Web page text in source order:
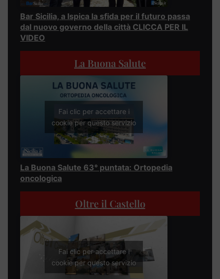
Bar Sicilia, a Ispica la sfida per il futuro passa
dal nuovo governo della città CLICCA PER IL
VIDEO
La Buona Salute
Fai clic per accettare i
cookie per questo servizio
La Buona Salute 63° puntata: Ortopedia
oncologica
Oltre il Castello
Fai clic per accettare i
cookie per questo servizio